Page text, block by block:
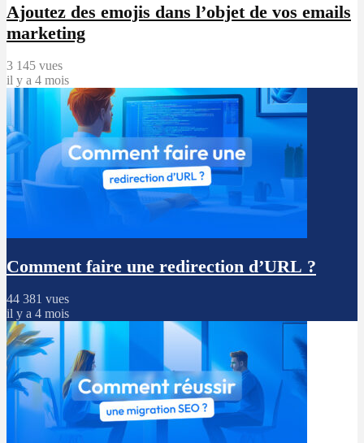
Ajoutez des emojis dans l’objet de vos emails
marketing
3 145 vues
il y a 4 mois
Comment faire une redirection d’URL ?
44 381 vues
il y a 4 mois